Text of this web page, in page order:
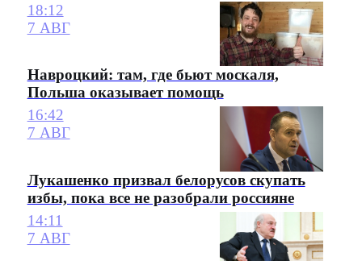
18:12
7 АВГ
Навроцкий: там, где бьют москаля,
Польша оказывает помощь
16:42
7 АВГ
Лукашенко призвал белорусов скупать
избы, пока все не разобрали россияне
14:11
7 АВГ